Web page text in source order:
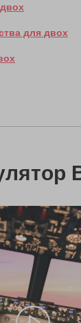
для двох